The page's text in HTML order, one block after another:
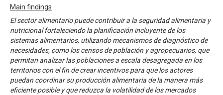
Main findings
El sector alimentario puede contribuir a la seguridad alimentaria y
nutricional fortaleciendo la planificación incluyente de los
sistemas alimentarios, utilizando mecanismos de diagnóstico de
necesidades, como los censos de población y agropecuarios, que
permitan analizar las poblaciones a escala desagregada en los
territorios con el fin de crear incentivos para que los actores
puedan coordinar su producción alimentaria de la manera más
eficiente posible y que reduzca la volatilidad de los mercados